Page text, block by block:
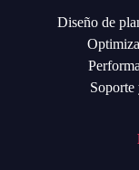
Diseño de
Soporte